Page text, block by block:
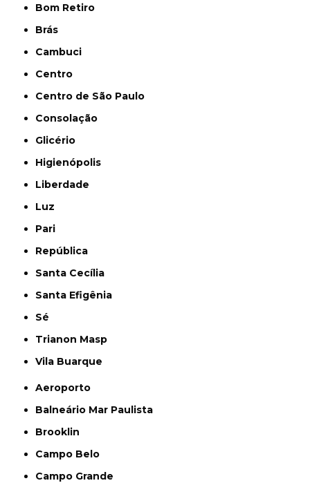
Bom Retiro
Brás
Cambuci
Centro
Centro de São Paulo
Consolação
Glicério
Higienópolis
Liberdade
Luz
Pari
República
Santa Cecília
Santa Efigênia
Sé
Trianon Masp
Vila Buarque
Aeroporto
Balneário Mar Paulista
Brooklin
Campo Belo
Campo Grande